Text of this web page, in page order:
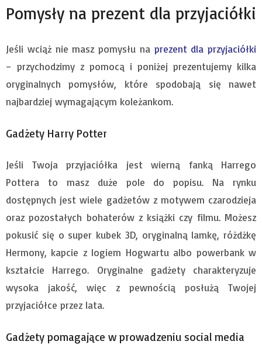
Pomysły na prezent dla przyjaciółki
Jeśli wciąż nie masz pomysłu na prezent dla przyjaciółki
– przychodzimy z pomocą i poniżej prezentujemy kilka
oryginalnych pomysłów, które spodobają się nawet
najbardziej wymagającym koleżankom.
Gadżety Harry Potter
Jeśli Twoja przyjaciółka jest wierną fanką Harrego
Pottera to masz duże pole do popisu. Na rynku
dostępnych jest wiele gadżetów z motywem czarodzieja
oraz pozostałych bohaterów z książki czy filmu. Możesz
pokusić się o super kubek 3D, oryginalną lamkę, różdżkę
Hermony, kapcie z logiem Hogwartu albo powerbank w
kształcie Harrego. Oryginalne gadżety charakteryzuje
wysoka jakość, więc z pewnością posłużą Twojej
przyjaciółce przez lata.
Gadżety pomagające w prowadzeniu social media